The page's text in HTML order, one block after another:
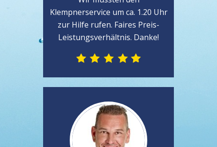
Klempnerservice um ca. 1.20 Uhr
zur Hilfe rufen. Faires Preis-
Leistungsverhältnis. Danke!